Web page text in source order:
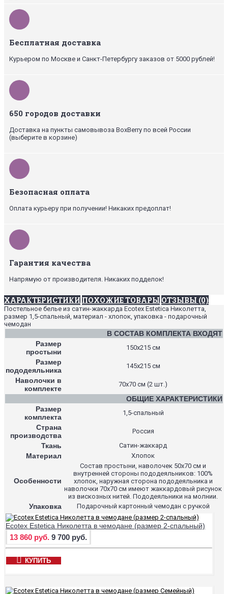
Бесплатная доставка
Курьером по Москве и Санкт-Петербургу заказов от 5000 рублей!
650 городов доставки
Доставка на пункты самовывоза BoxBerry по всей России
(выберите в корзине)
Безопасная оплата
Оплата курьеру при получении! Никаких предоплат!
Гарантия качества
Напрямую от производителя. Никаких подделок!
ХАРАКТЕРИСТИКИ ПОХОЖИЕ ТОВАРЫ ОТЗЫВЫ (0)
Постельное белье из сатин-жаккарда Ecotex Estetica Николетта,
размер 1,5-спальный, материал - хлопок, упаковка - подарочный
чемодан
В СОСТАВ КОМПЛЕКТА ВХОДЯТ
Размер
простыни
150х215 см
Размер
пододеяльника
145х215 см
Наволочки в
комплекте
70х70 см (2 шт.)
ОБЩИЕ ХАРАКТЕРИСТИКИ
Размер
комплекта
1,5-спальный
Страна
производства
Россия
Ткань Сатин-жаккард
Материал Хлопок
Особенности
Состав простыни, наволочек 50х70 см и
внутренней стороны пододеяльников: 100%
хлопок, наружная сторона пододеяльника и
наволочки 70х70 см имеют жаккардовый рисунок
из вискозных нитей. Пододеяльники на молнии.
Упаковка Подарочный картонный чемодан с ручкой
Ecotex Estetica Николетта в чемодане (размер 2-спальный)
13 860 руб. 9 700 руб.
КУПИТЬ